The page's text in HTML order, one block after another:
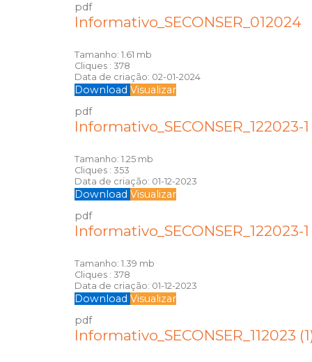
pdf
Informativo_SECONSER_012024
Tamanho: 1.61 mb
Cliques : 378
Data de criação: 02-01-2024
Download Visualizar
pdf
Informativo_SECONSER_122023-1
Tamanho: 1.25 mb
Cliques : 353
Data de criação: 01-12-2023
Download Visualizar
pdf
Informativo_SECONSER_122023-1
Tamanho: 1.39 mb
Cliques : 378
Data de criação: 01-12-2023
Download Visualizar
pdf
Informativo_SECONSER_112023